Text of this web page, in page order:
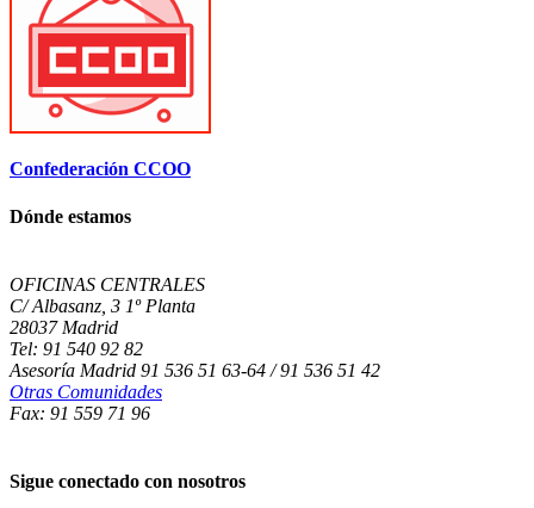
Confederación CCOO
Dónde estamos
OFICINAS CENTRALES
C/ Albasanz, 3 1º Planta
28037 Madrid
Tel: 91 540 92 82
Asesoría Madrid 91 536 51 63-64 / 91 536 51 42
Otras Comunidades
Fax: 91 559 71 96
Sigue conectado con nosotros